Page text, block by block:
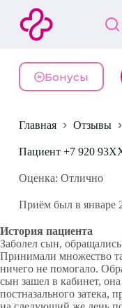
й
и
у
и
Бонусы
Главная Отзывы
Пациент +7 920
Оценка: Отлично
Приём был в январе
История пациента
Заболел сын,
Принимали множество
ничего не помогало.
сын зашел в кабинет,
постназального затека,